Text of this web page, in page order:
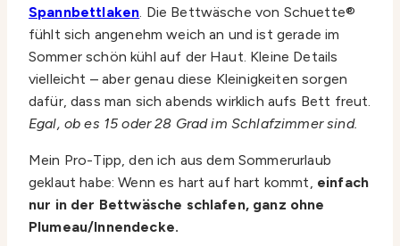
Spannbettlaken. Die Bettwäsche von Schuette®
fühlt sich angenehm weich an und ist gerade im
Sommer schön kühl auf der Haut. Kleine Details
vielleicht – aber genau diese Kleinigkeiten sorgen
dafür, dass man sich abends wirklich aufs Bett freut.
Egal, ob es 15 oder 28 Grad im Schlafzimmer sind.
Mein Pro-Tipp, den ich aus dem Sommerurlaub
geklaut habe: Wenn es hart auf hart kommt, einfach
nur in der Bettwäsche schlafen, ganz ohne
Plumeau/Innendecke.